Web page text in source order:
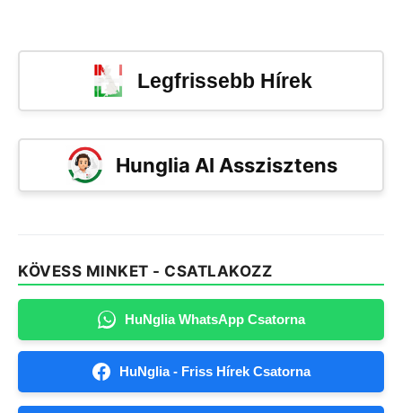
Legfrissebb Hírek
Hunglia AI Asszisztens
KÖVESS MINKET - CSATLAKOZZ
HuNglia WhatsApp Csatorna
HuNglia - Friss Hírek Csatorna